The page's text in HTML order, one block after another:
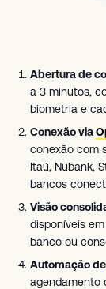
Abertura de
a 3 minutos,
biometria e
Conexão via
conexão com
Itaú, Nubank,
bancos
Visão
disponíveis
banco ou
Automação de
agendamento